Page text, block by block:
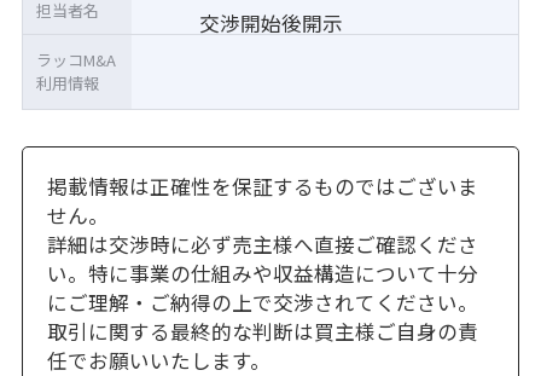
交渉開始後開示
担当者名
ラッコM&A
利用情報
掲載情報は正確性を保証するものではございま
せん。
詳細は交渉時に必ず売主様へ直接ご確認くださ
い。特に事業の仕組みや収益構造について十分
にご理解・ご納得の上で交渉されてください。
取引に関する最終的な判断は買主様ご自身の責
任でお願いいたします。